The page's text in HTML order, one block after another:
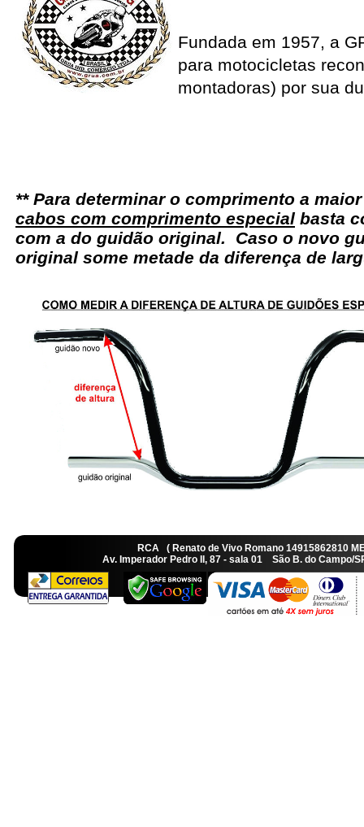
Fundada em 1957, a
para motocicletas
montadoras) por sua
** Para determinar o comprimento a
cabos com comprimento especial basta
com a do guidão original. Caso o novo
original some metade da diferença de
RCA ( Renato de Vivo Romano
Av. Imperador Pedro II, 87 - sala 01 São B. do